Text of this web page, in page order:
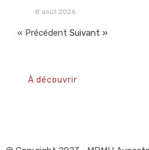
8 août 2026
« Précédent Suivant »
À découvrir